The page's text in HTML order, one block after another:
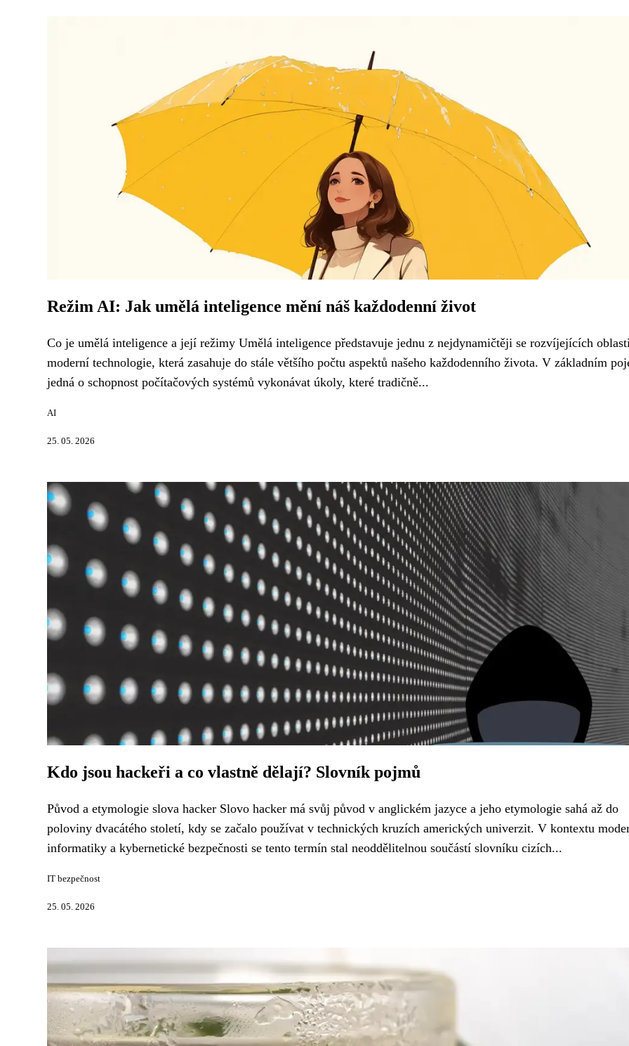
Režim AI: Jak umělá inteligence mění náš každodenní život
Co je umělá inteligence a její režimy Umělá inteligence představuje jednu z nejdynamičtěji se rozvíjejících
moderní technologie, která zasahuje do stále většího počtu aspektů našeho každodenního života. V základním
jedná o schopnost počítačových systémů vykonávat úkoly, které tradičně...
AI
25. 05. 2026
Kdo jsou hackeři a co vlastně dělají? Slovník pojmů
Původ a etymologie slova hacker Slovo hacker má svůj původ v anglickém jazyce a jeho etymologie sahá až do
poloviny dvacátého století, kdy se začalo používat v technických kruzích amerických univerzit. V kontextu
informatiky a kybernetické bezpečnosti se tento termín stal neoddělitelnou součástí slovníku cizích...
IT bezpečnost
25. 05. 2026